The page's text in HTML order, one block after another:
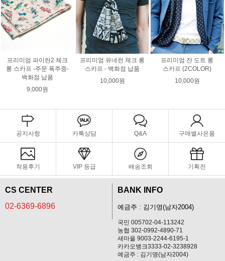
프리미엄 파이란2 체크
롱 스카프 -주문 폭주중-
백화점 납품
9,000원
프리미엄 유네런 체크 롱
스카프 - 백화점 납품
10,000원
프리미엄 잔 도트 롱
스카프 (2COLOR)
10,000원
공지사항 카톡상담 Q&A 구매별사은품
착용후기 VIP 등급 배송조회 기획전
CS CENTER
02-6369-6896
BANK INFO
예금주 : 김기명(남자2004)
국민 005702-04-113242
농협 302-0992-4890-71
새마을 9003-2244-6195-1
카카오뱅크3333-02-3238928
예금주 : 김기명(남자2004)